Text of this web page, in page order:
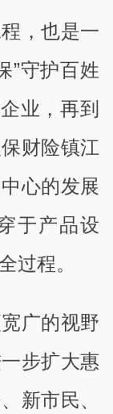
，也是一
”守护百姓
业，再到
财险镇江
心的发展
于产品设
过程。
广的视野
步扩大惠
新市民、